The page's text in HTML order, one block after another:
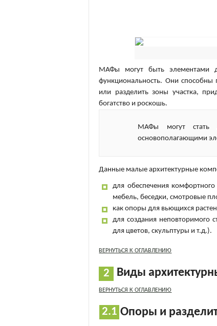
МАФы могут быть элементами
функциональность. Они способны
или разделить зоны участка,
богатство и роскошь.
МАФы могут стать
основополагающими
Данные малые архитектурные
для обеспечения
мебель, беседки, смотровые
как опоры для вьющихся
для создания неповторимого
для цветов, скульптуры и т.д.).
ВЕРНУТЬСЯ К ОГЛАВЛЕНИЮ
Виды
ВЕРНУТЬСЯ К ОГЛАВЛЕНИЮ
Опоры и